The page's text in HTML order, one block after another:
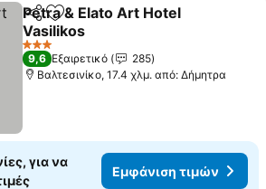
Κοινοποίηση
Προσθήκη στα αγαπημένα
Petra & Elato Art Hotel
Vasilikos
Εμφάνιση τιμών
3 Αστέρια
9,6 Εξαιρετικό
285
Βαλτεσινίκο, 17.4 χλμ. από: Δήμητρα
για να
Εμφάνιση τιμών